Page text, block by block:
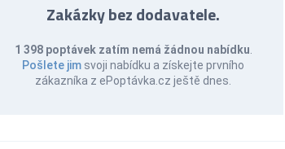
Zakázky bez dodavatele.
1 398 poptávek zatím nemá žádnou nabídku
Pošlete jim svoji nabídku a získejte prvního
zákazníka z ePoptávka.cz ještě dnes.